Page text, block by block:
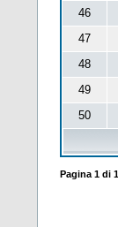
46
47
48
49
50
Pagina 1di